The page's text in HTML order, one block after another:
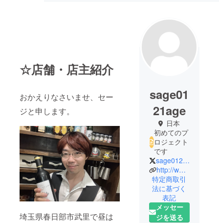
☆店舗・店主紹介
おかえりなさいませ、セー
ジと申します。
埼玉県春日部市武里で昼は
sage01
21age
日本
初めてのプ
ロジェクト
です
sage0121age
http://www.sage0121.com/
特定商取引
法に基づく
表記
メッセー
ジを送る